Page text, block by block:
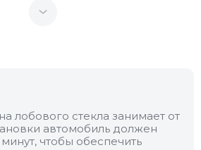
Нет
лобового стекла занимает от
автомобиль должен
чтобы обеспечить